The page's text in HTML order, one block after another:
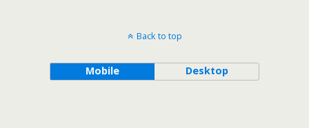
Back to top
Mobile Desktop